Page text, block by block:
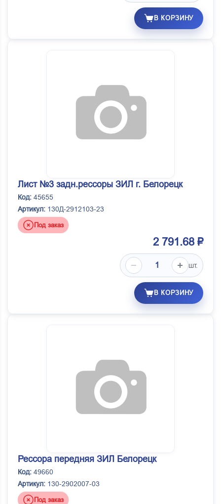
В КОРЗИНУ
Лист №3 задн.рессоры ЗИЛ г. Белорецк
Код: 45655
Артикул: 130Д-2912103-23
Под заказ
2 791.68 ₽
шт.
В КОРЗИНУ
Рессора передняя ЗИЛ Белорецк
Код: 49660
Артикул: 130-2902007-03
Под заказ